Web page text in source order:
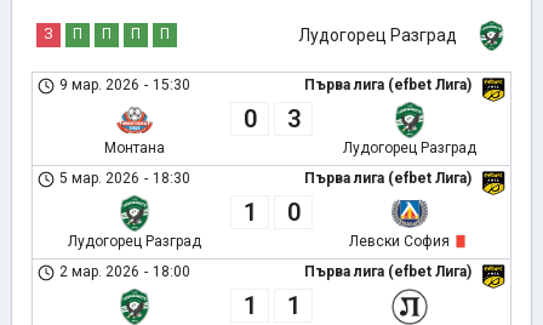
Лудогорец Разград
З П П П П
Първа лига (efbet Лига)
9 мар. 2026 - 15:30
Монтана
0 3
Лудогорец Разград
Първа лига (efbet Лига)
5 мар. 2026 - 18:30
Лудогорец Разград
1 0
Левски София
Първа лига (efbet Лига)
2 мар. 2026 - 18:00
1 1